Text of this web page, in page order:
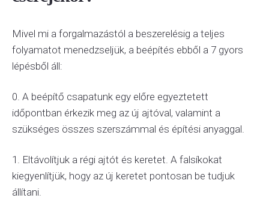
Mivel mi a forgalmazástól a beszerelésig a teljes
folyamatot menedzseljük, a beépítés ebből a 7 gyors
lépésből áll:
0. A beépítő csapatunk egy előre egyeztetett
időpontban érkezik meg az új ajtóval, valamint a
szükséges összes szerszámmal és építési anyaggal.
1. Eltávolítjuk a régi ajtót és keretet. A falsíkokat
kiegyenlítjük, hogy az új keretet pontosan be tudjuk
állítani.